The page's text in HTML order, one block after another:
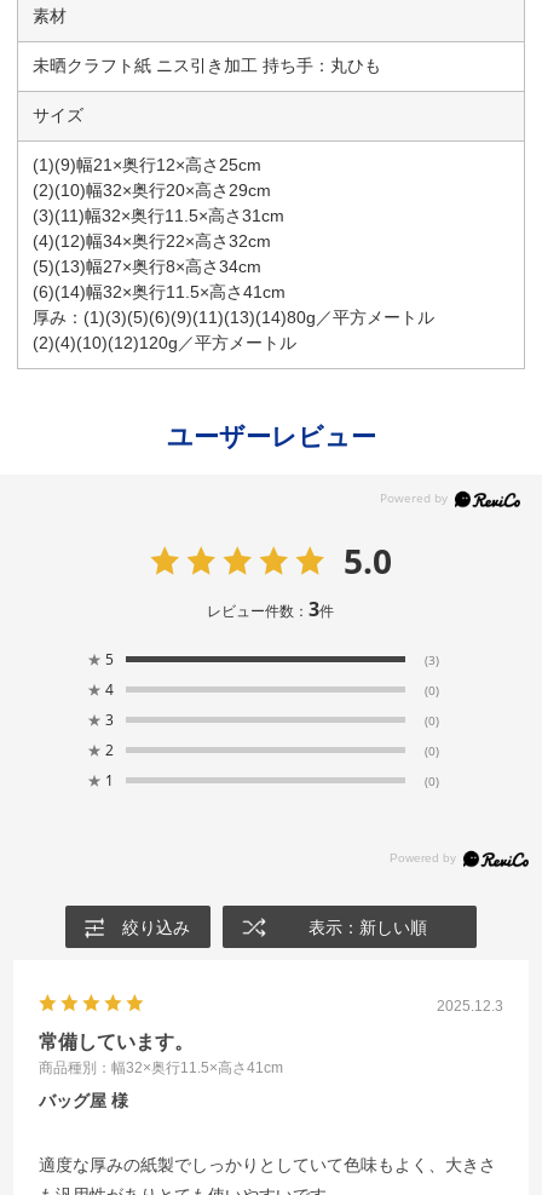
素材
未晒クラフト紙 ニス引き加工 持ち手：丸ひも
サイズ
(1)(9)幅21×奥行12×高さ25cm
(2)(10)幅32×奥行20×高さ29cm
(3)(11)幅32×奥行11.5×高さ31cm
(4)(12)幅34×奥行22×高さ32cm
(5)(13)幅27×奥行8×高さ34cm
(6)(14)幅32×奥行11.5×高さ41cm
厚み：(1)(3)(5)(6)(9)(11)(13)(14)80g／平方メートル
(2)(4)(10)(12)120g／平方メートル
ユーザーレビュー
5.0
レビュー件数：3件
★ 5 (3)
★ 4 (0)
★ 3 (0)
★ 2 (0)
★ 1 (0)
絞り込み 表示：新しい順
2025.12.3
常備しています。
商品種別：幅32×奥行11.5×高さ41cm
バッグ屋
適度な厚みの紙製でしっかりとしていて色味もよく、大きさ